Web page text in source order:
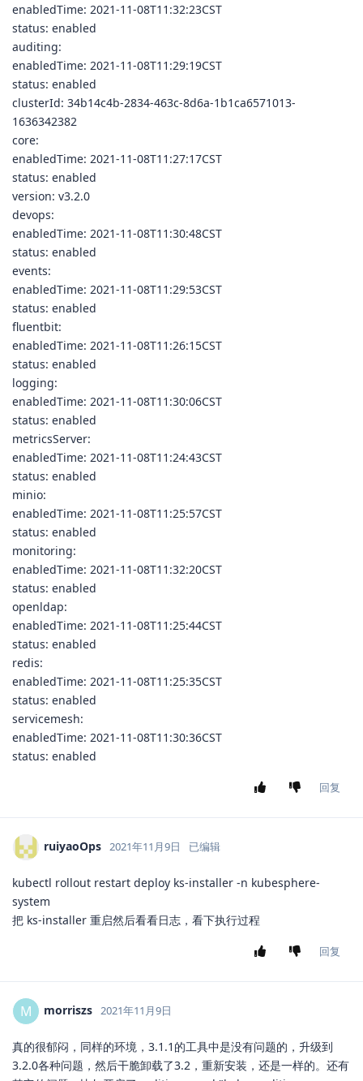
enabledTime: 2021-11-08T11:32:23CST
status: enabled
auditing:
enabledTime: 2021-11-08T11:29:19CST
status: enabled
clusterId: 34b14c4b-2834-463c-8d6a-1b1ca6571013-
1636342382
core:
enabledTime: 2021-11-08T11:27:17CST
status: enabled
version: v3.2.0
devops:
enabledTime: 2021-11-08T11:30:48CST
status: enabled
events:
enabledTime: 2021-11-08T11:29:53CST
status: enabled
fluentbit:
enabledTime: 2021-11-08T11:26:15CST
status: enabled
logging:
enabledTime: 2021-11-08T11:30:06CST
status: enabled
metricsServer:
enabledTime: 2021-11-08T11:24:43CST
status: enabled
minio:
enabledTime: 2021-11-08T11:25:57CST
status: enabled
monitoring:
enabledTime: 2021-11-08T11:32:20CST
status: enabled
openldap:
enabledTime: 2021-11-08T11:25:44CST
status: enabled
redis:
enabledTime: 2021-11-08T11:25:35CST
status: enabled
servicemesh:
enabledTime: 2021-11-08T11:30:36CST
status: enabled
回复
ruiyaoOps 2021年11月9日 已编辑
kubectl rollout restart deploy ks-installer -n kubesphere-
system
把 ks-installer 重启然后看看日志，看下执行过程
回复
M morriszs 2021年11月9日
真的很郁闷，同样的环境，3.1.1的工具中是没有问题的，升级到
3.2.0各种问题，然后干脆卸载了3.2，重新安装，还是一样的。还有